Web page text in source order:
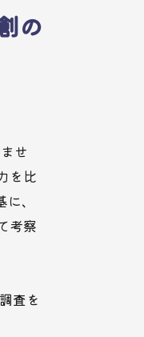
の
せ
を比
、
考察
査を